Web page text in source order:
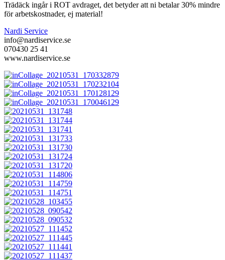
Trädäck ingår i ROT avdraget, det betyder att ni betalar 30% mindre
för arbetskostnader, ej material!
Nardi Service
info@nardiservice.se
070430 25 41
www.nardiservice.se